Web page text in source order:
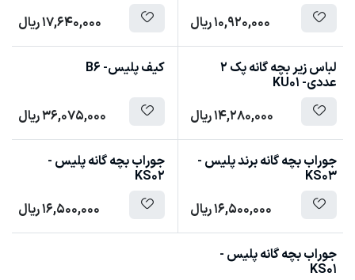
10,920,000ریال
17,640,000ریال
لباس زیر بچه گانه پک 2
عددی- KU01
14,280,000ریال
کیف پلیس- B6
36,075,000ریال
جوراب بچه گانه برند پلیس -
KS03
16,500,000ریال
جوراب بچه گانه پلیس -
KS02
16,500,000ریال
جوراب بچه گانه پلیس -
KS01